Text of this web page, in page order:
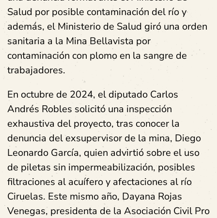
Salud por posible contaminación del río y
además, el Ministerio de Salud giró una orden
sanitaria a la Mina Bellavista por
contaminación con plomo en la sangre de
trabajadores.
En octubre de 2024, el diputado Carlos
Andrés Robles solicitó una inspección
exhaustiva del proyecto, tras conocer la
denuncia del exsupervisor de la mina, Diego
Leonardo García, quien advirtió sobre el uso
de piletas sin impermeabilización, posibles
filtraciones al acuífero y afectaciones al río
Ciruelas. Este mismo año, Dayana Rojas
Venegas, presidenta de la Asociación Civil Pro